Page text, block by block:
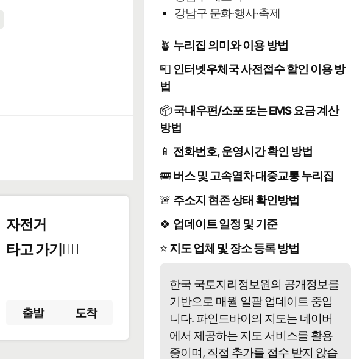
자전거
타고 가기🚴‍♀️
출발 도착
강남구 문화·행사·축제
🪴 누리집 의미와 이용 방법
📮 인터넷우체국 사전접수 할인 이용 방
법
📦국내우편/소포 또는 EMS 요금 계산
방법
📱 전화번호, 운영시간 확인 방법
🚌버스 및 고속열차 대중교통 누리집
🚨 주소지 현존 상태 확인방법
🍀 업데이트 일정 및 기준
⭐ 지도 업체 및 장소 등록 방법
한국 국토지리정보원의 공개정보를
기반으로 매월 일괄 업데이트 중입
니다. 파인드바이의 지도는 네이버
에서 제공하는 지도 서비스를 활용
중이며, 직접 추가를 접수 받지 않습